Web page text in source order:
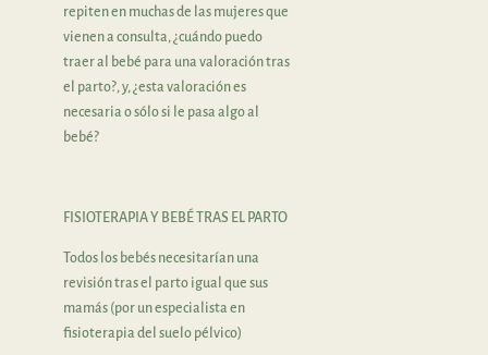
repiten en muchas de las mujeres que
vienen a consulta, ¿cuándo puedo
traer al bebé para una valoración tras
el parto?, y, ¿esta valoración es
necesaria o sólo si le pasa algo al
bebé?
FISIOTERAPIA Y BEBÉ TRAS EL PARTO
Todos los bebés necesitarían una
revisión tras el parto igual que sus
mamás (por un especialista en
fisioterapia del suelo pélvico)